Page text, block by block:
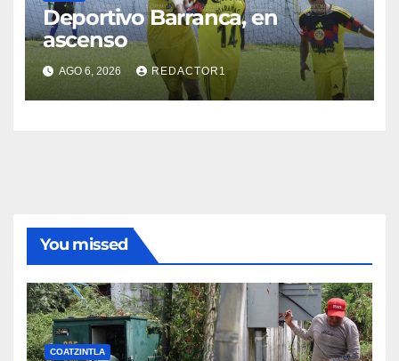
Deportivo Barranca, en
ascenso
AGO 6, 2026 REDACTOR1
You missed
COATZINTLA